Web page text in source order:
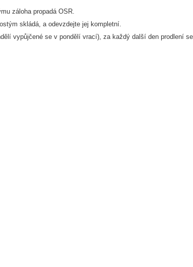
záloha propadá OSR.
skládá, a odevzdejte jej kompletní.
vypůjčené se v pondělí vrací), za každý další den prodlení